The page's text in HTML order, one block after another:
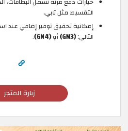
التقسيط مثل تابي.
التالي:(GN3) أو(GN4)
.
زيارة المتجر